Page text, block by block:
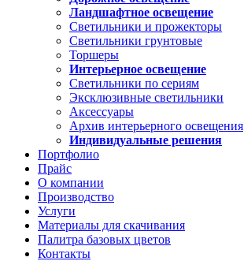
Ландшафтное освещение
Светильники и прожекторы
Светильники грунтовые
Торшеры
Интерьерное освещение
Светильники по сериям
Эксклюзивные светильники
Аксессуары
Архив интерьерного освещения
Индивидуальные решения
Портфолио
Прайс
О компании
Производство
Услуги
Материалы для скачивания
Палитра базовых цветов
Контакты